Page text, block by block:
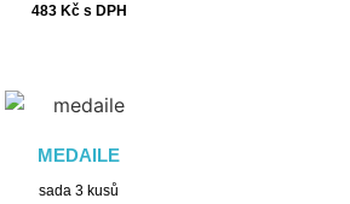
483 Kč s DPH
MEDAILE
sada 3 kusů